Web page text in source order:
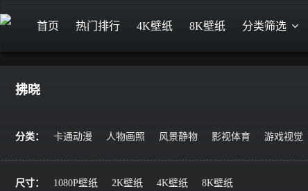
首页 热门排行 4K壁纸 8K壁纸 分类筛选
拂晓
分类： 卡通动漫 人物画照 风景静物 影视体育 游戏视觉
尺寸： 1080P壁纸 2K壁纸 4K壁纸 8K壁纸